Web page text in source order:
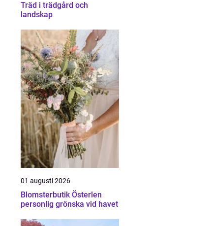
Träd i trädgård och
landskap
01 augusti 2026
Blomsterbutik Österlen
personlig grönska vid havet